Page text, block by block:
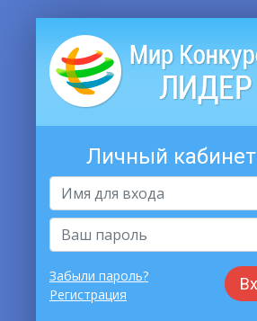
Личный кабинет
Забыли пароль?
Регистрация